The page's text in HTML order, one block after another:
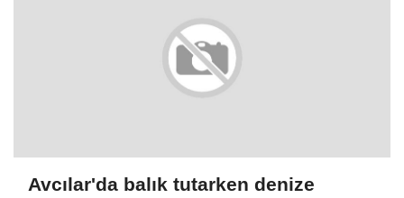
Avcılar'da balık tutarken denize